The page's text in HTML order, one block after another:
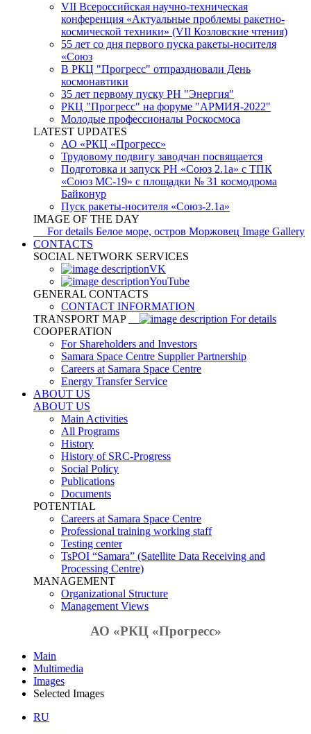
VII Всероссийская научно-техническая
конференция «Актуальные проблемы ракетно-
космической техники» (VII Козловские чтения)
55 лет со дня первого пуска ракеты-носителя
«Союз
В РКЦ "Прогресс" отпраздновали День
космонавтики
35 лет первому пуску РН "Энергия"
РКЦ "Прогресс" на форуме "АРМИЯ-2022"
Молодые профессионалы Роскосмоса
LATEST UPDATES
АО «РКЦ «Прогресс»
Трудовому подвигу заводчан посвящается
Подготовка и запуск РН «Союз 2.1а» с ТПК
«Союз МС-19» с площадки № 31 космодрома
Байконур
Пуск ракеты-носителя «Союз-2.1а»
IMAGE OF THE DAY
For details Белое море, остров Моржовец Image Gallery
CONTACTS
SOCIAL NETWORK SERVICES
VK
YouTube
GENERAL CONTACTS
CONTACT INFORMATION
TRANSPORT MAP
For details
COOPERATION
For Shareholders and Investors
Samara Space Centre Supplier Partnership
Careers at Samara Space Centre
Energy Transfer Service
ABOUT US
ABOUT US
Main Activities
All Programs
History
History of SRC-Progress
Social Policy
Publications
Documents
POTENTIAL
Careers at Samara Space Centre
Professional training working staff
Testing center
TsPOI “Samara” (Satellite Data Receiving and
Processing Centre)
MANAGEMENT
Organizational Structure
Management Views
АО «РКЦ «Прогресс»
Main
Multimedia
Images
Selected Images
RU